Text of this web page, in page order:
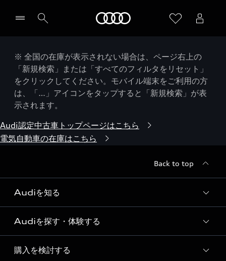
※ 全国の在庫が表示されない場合は、ページ右上の
「新規検索」または「すべてのフィルタをリセット」
をクリックしてください。モバイル端末をご利用の方
は、「…」アイコンをタップすると「新規検索」が表
示されます。
Audi認定中古車トップページはこちら
電気自動車の在庫はこちら
Back to top
Audiを知る
Audi ブランド
Story of Progress
Audiを探す・体験する
ディーラー検索
購入を検討する